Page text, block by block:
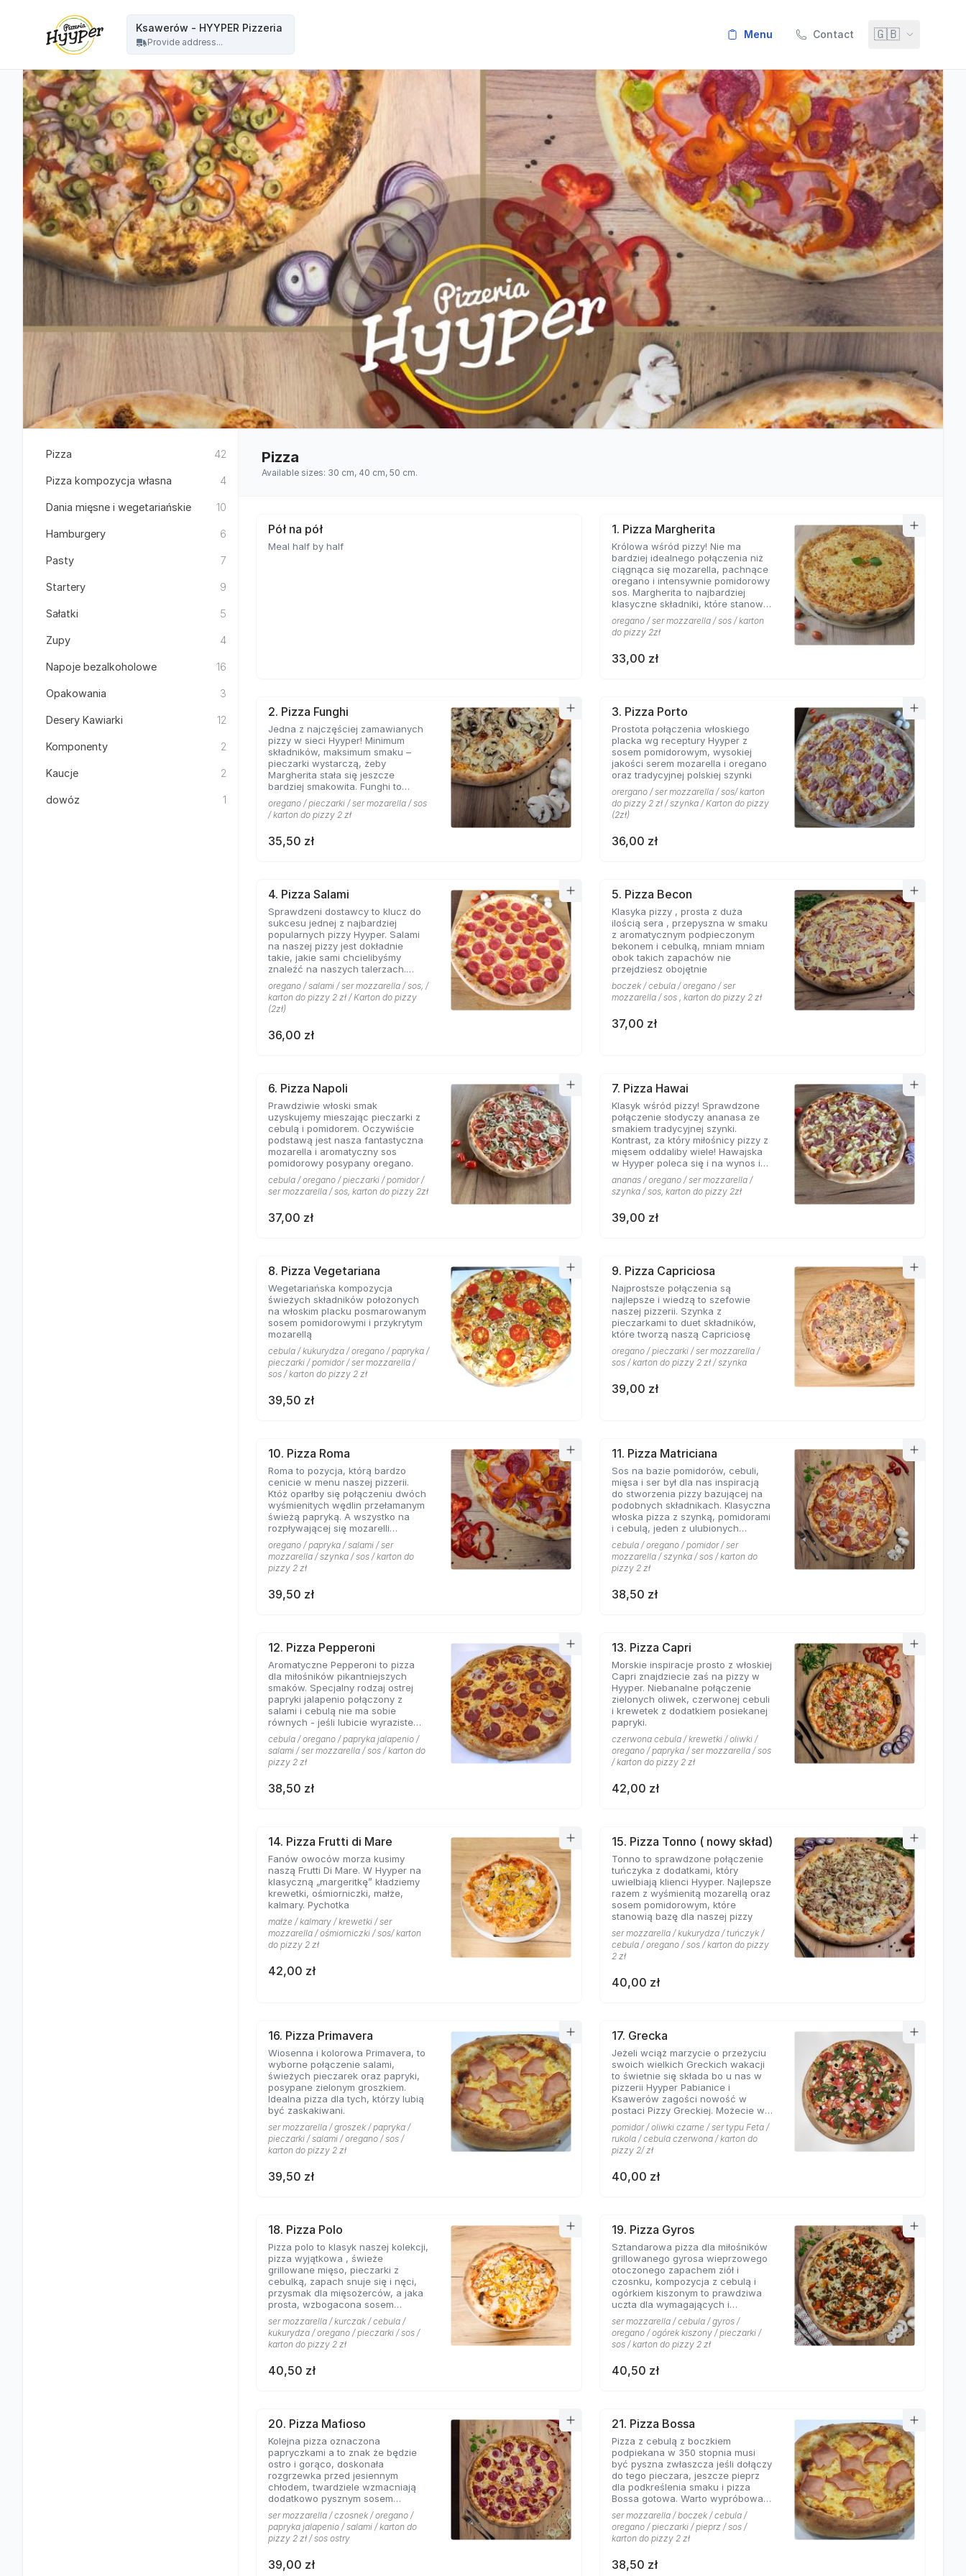
Ksawerów - HYYPER Pizzeria
Provide address...
menu Contact 🇬🇧
Pizza 42
Pizza kompozycja własna 4
Dania mięsne i wegetariańskie 10
Hamburgery 6
Pasty 7
Startery 9
Sałatki 5
Zupy 4
Napoje bezalkoholowe 16
Opakowania 3
Desery Kawiarki 12
Komponenty 2
Kaucje 2
dowóz 1
Pizza
Available sizes: 30 cm, 40 cm, 50 cm.
Pół na pół
Meal half by half
1. Pizza Margherita
Królowa wśród pizzy! Nie ma
bardziej idealnego połączenia niż
ciągnąca się mozarella, pachnące
oregano i intensywnie pomidorowy
sos. Margherita to najbardziej
klasyczne składniki, które stanowią
bazę każdej pizzy. Nasza
Margherita z pewnością nie ma
sobie równych w okolicy!
oregano / ser mozzarella / sos / karton
do pizzy 2zł
33,00 zł
2. Pizza Funghi
Jedna z najczęściej zamawianych
pizzy w sieci Hyyper! Minimum
składników, maksimum smaku –
pieczarki wystarczą, żeby
Margherita stała się jeszcze
bardziej smakowita. Funghi to
kolejny klasyk, którego nie można
pominąć w menu prawdziwej
włoskiej pizzerii.
oregano / pieczarki / ser mozarella / sos
/ karton do pizzy 2 zł
35,50 zł
3. Pizza Porto
Prostota połączenia włoskiego
placka wg receptury Hyyper z
sosem pomidorowym, wysokiej
jakości serem mozarella i oregano
oraz tradycyjnej polskiej szynki
orergano / ser mozzarella / sos/ karton
do pizzy 2 zł / szynka / Karton do pizzy
(2zł)
36,00 zł
4. Pizza Salami
Sprawdzeni dostawcy to klucz do
sukcesu jednej z najbardziej
popularnych pizzy Hyyper. Salami
na naszej pizzy jest dokładnie
takie, jakie sami chcielibyśmy
znaleźć na naszych talerzach.
Aromat roztopionej mozarelli i
salami to coś obok czego miłośnicy
pizzy z mięsem nie przejdą
obojętnie!
oregano / salami / ser mozzarella / sos, /
karton do pizzy 2 zł / Karton do pizzy
(2zł)
36,00 zł
5. Pizza Becon
Klasyka pizzy , prosta z duża
ilością sera , przepyszna w smaku
z aromatycznym podpieczonym
bekonem i cebulką, mniam mniam
obok takich zapachów nie
przejdziesz obojętnie
boczek / cebula / oregano / ser
mozzarella / sos , karton do pizzy 2 zł
37,00 zł
6. Pizza Napoli
Prawdziwie włoski smak
uzyskujemy mieszając pieczarki z
cebulą i pomidorem. Oczywiście
podstawą jest nasza fantastyczna
mozarella i aromatyczny sos
pomidorowy posypany oregano.
cebula / oregano / pieczarki / pomidor /
ser mozzarella / sos, karton do pizzy 2zł
37,00 zł
7. Pizza Hawai
Klasyk wśród pizzy! Sprawdzone
połączenie słodyczy ananasa ze
smakiem tradycyjnej szynki.
Kontrast, za który miłośnicy pizzy z
mięsem oddaliby wiele! Hawajska
w Hyyper poleca się i na wynos i
na miejscu!
ananas / oregano / ser mozzarella /
szynka / sos, karton do pizzy 2zł
39,00 zł
8. Pizza Vegetariana
Wegetariańska kompozycja
świeżych składników położonych
na włoskim placku posmarowanym
sosem pomidorowymi i przykrytym
mozarellą
cebula / kukurydza / oregano / papryka /
pieczarki / pomidor / ser mozzarella /
sos / karton do pizzy 2 zł
39,50 zł
9. Pizza Capriciosa
Najprostsze połączenia są
najlepsze i wiedzą to szefowie
naszej pizzerii. Szynka z
pieczarkami to duet składników,
które tworzą naszą Capriciosę
oregano / pieczarki / ser mozzarella /
sos / karton do pizzy 2 zł / szynka
39,00 zł
10. Pizza Roma
Roma to pozycja, którą bardzo
cenicie w menu naszej pizzerii.
Któż oparłby się połączeniu dwóch
wyśmienitych wędlin przełamanym
świeżą papryką. A wszystko na
rozpływającej się mozarelli
posypanej oregano.
oregano / papryka / salami / ser
mozzarella / szynka / sos / karton do
pizzy 2 zł
39,50 zł
11. Pizza Matriciana
Sos na bazie pomidorów, cebuli,
mięsa i ser był dla nas inspiracją
do stworzenia pizzy bazującej na
podobnych składnikach. Klasyczna
włoska pizza z szynką, pomidorami
i cebulą, jeden z ulubionych
smaków klientów Hyyper!
cebula / oregano / pomidor / ser
mozzarella / szynka / sos / karton do
pizzy 2 zł
38,50 zł
12. Pizza Pepperoni
Aromatyczne Pepperoni to pizza
dla miłośników pikantniejszych
smaków. Specjalny rodzaj ostrej
papryki jalapenio połączony z
salami i cebulą nie ma sobie
równych - jeśli lubicie wyraziste
składniki na roztopionej mozarelli.
cebula / oregano / papryka jalapenio /
salami / ser mozzarella / sos / karton do
pizzy 2 zł
38,50 zł
13. Pizza Capri
Morskie inspiracje prosto z włoskiej
Capri znajdziecie zaś na pizzy w
Hyyper. Niebanalne połączenie
zielonych oliwek, czerwonej cebuli
i krewetek z dodatkiem posiekanej
papryki.
czerwona cebula / krewetki / oliwki /
oregano / papryka / ser mozzarella / sos
/ karton do pizzy 2 zł
42,00 zł
14. Pizza Frutti di Mare
Fanów owoców morza kusimy
naszą Frutti Di Mare. W Hyyper na
klasyczną „margeritkę” kładziemy
krewetki, ośmiorniczki, małże,
kalmary. Pychotka
małże / kalmary / krewetki / ser
mozzarella / ośmiorniczki / sos/ karton
do pizzy 2 zł
42,00 zł
15. Pizza Tonno ( nowy skład)
Tonno to sprawdzone połączenie
tuńczyka z dodatkami, który
uwielbiają klienci Hyyper. Najlepsze
razem z wyśmienitą mozarellą oraz
sosem pomidorowym, które
stanowią bazę dla naszej pizzy
ser mozzarella / kukurydza / tuńczyk /
cebula / oregano / sos / karton do pizzy
2 zł
40,00 zł
16. Pizza Primavera
Wiosenna i kolorowa Primavera, to
wyborne połączenie salami,
świeżych pieczarek oraz papryki,
posypane zielonym groszkiem.
Idealna pizza dla tych, którzy lubią
być zaskakiwani.
ser mozzarella / groszek / papryka /
pieczarki / salami / oregano / sos /
karton do pizzy 2 zł
39,50 zł
17. Grecka
Jeżeli wciąż marzycie o przeżyciu
swoich wielkich Greckich wakacji
to świetnie się składa bo u nas w
pizzerii Hyyper Pabianice i
Ksawerów zagości nowość w
postaci Pizzy Greckiej. Możecie w
niej liczyć na dodatek iście
greckich składników,
przywołujących na myśl
piaszczyste plaże i ciepły klimat -
smak doskonale współgra z
charakteru. Jest to pizza dla
miłośników wyjątkowych smaków,
którzy nie boją się poznawać
nowych połączeń.
pomidor / oliwki czarne / ser typu Feta /
rukola / cebula czerwona / karton do
pizzy 2/ zł
40,00 zł
18. Pizza Polo
Pizza polo to klasyk naszej kolekcji,
pizza wyjątkowa , świeże
grillowane mięso, pieczarki z
cebulką, zapach snuje się i nęci,
przysmak dla mięsożerców, a jaka
prosta, wzbogacona sosem
jogurtowo czosnkowym zadowala
od lat Gości Pizzerii Hyyper.
ser mozzarella / kurczak / cebula /
kukurydza / oregano / pieczarki / sos /
karton do pizzy 2 zł
40,50 zł
19. Pizza Gyros
Sztandarowa pizza dla miłośników
grillowanego gyrosa wieprzowego
otoczonego zapachem ziół i
czosnku, kompozycja z cebulą i
ogórkiem kiszonym to prawdziwa
uczta dla wymagających i
koneserów których pizzeria Hyyper
ceni najbardziej. . Chodzą słuchy,
że gyros Hyyper jest najlepszy w
mieście
ser mozzarella / cebula / gyros /
oregano / ogórek kiszony / pieczarki /
sos / karton do pizzy 2 zł
40,50 zł
20. Pizza Mafioso
Kolejna pizza oznaczona
papryczkami a to znak że będzie
ostro i gorąco, doskonała
rozgrzewka przed jesiennym
chłodem, twardziele wzmacniają
dodatkowo pysznym sosem
pomidorowym pikantnym, uf jak
gorąco.
ser mozzarella / czosnek / oregano /
papryka jalapenio / salami / karton do
pizzy 2 zł / sos ostry
39,00 zł
21. Pizza Bossa
Pizza z cebulą z boczkiem
podpiekana w 350 stopnia musi
być pyszna zwłaszcza jeśli dołączy
do tego pieczara, jeszcze pieprz
dla podkreślenia smaku i pizza
Bossa gotowa. Warto wypróbować
wszystkie sosy dostępne w Pizzerii
Hyyper a mamy ich cztery rodzaje:
pomidorowy łagodny, pomidorowy
pikantny, jogurtowo-czosnkowy
niepowtarzalny w smaku.
ser mozzarella / boczek / cebula /
oregano / pieczarki / pieprz / sos /
karton do pizzy 2 zł
38,50 zł